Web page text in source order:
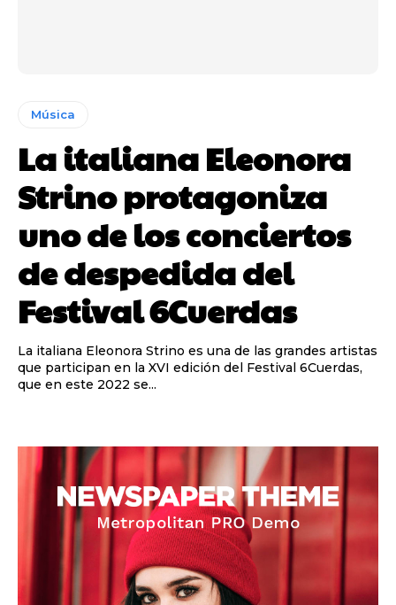
Música
La italiana Eleonora
Strino protagoniza
uno de los conciertos
de despedida del
Festival 6Cuerdas
La italiana Eleonora Strino es una de las grandes artistas
que participan en la XVI edición del Festival 6Cuerdas,
que en este 2022 se...